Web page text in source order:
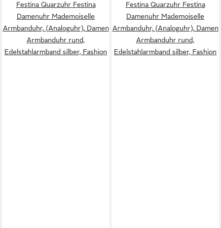
Festina Quarzuhr Festina
Damenuhr Mademoiselle
Armbanduhr, (Analoguhr), Damen
Armbanduhr rund,
Edelstahlarmband silber, Fashion
Festina Quarzuhr Festina
Damenuhr Mademoiselle
Armbanduhr, (Analoguhr), Damen
Armbanduhr rund,
Edelstahlarmband silber, Fashion